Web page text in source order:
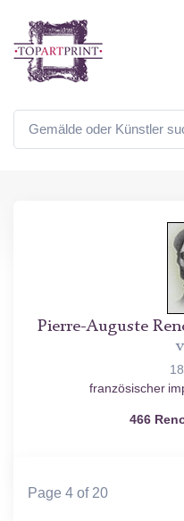
Pierre-Auguste
französischer
466
Page 4 of 20